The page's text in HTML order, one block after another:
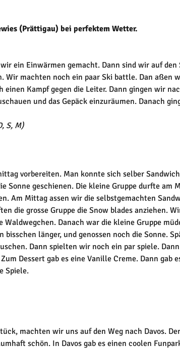
(Prättigau) bei perfektem Wetter.
ein Einwärmen gemacht. Dann sind wir auf den
Wir machten noch ein paar Ski battle. Dan aßen
Kampf gegen die Leiter. Dann gingen wir
und das Gepäck einzuräumen. Danach
S, M)
vorbereiten. Man konnte sich selber
Sonne geschienen. Die kleine Gruppe durfte am
Am Mittag assen wir die selbstgemachten
die grosse Gruppe die Snow blades anziehen.
Danach war die kleine Gruppe
bisschen länger, und genossen noch die Sonne.
Dann spielten wir noch ein par spiele.
Dessert gab es eine Vanille Creme. Dann gab
Spiele.
machten wir uns auf den Weg nach Davos.
schön. In Davos gab es einen coolen